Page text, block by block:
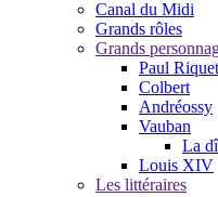
Canal du Midi
Grands rôles
Grands
Paul Riquet
Colbert
Andréossy
Vauban
La
Louis XIV
Les littéraires